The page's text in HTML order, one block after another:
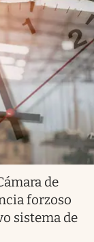
de
forzoso
sistema de